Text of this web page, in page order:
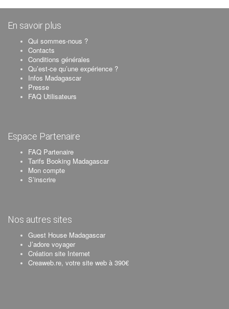
En savoir plus
Qui sommes-nous ?
Contacts
Conditions générales
Qu’est-ce qu’une expérience ?
Infos Madagascar
Presse
FAQ Utilisateurs
Espace Partenaire
FAQ Partenaire
Tarifs Booking Madagascar
Mon compte
S’inscrire
Nos autres sites
Guest House Madagascar
J’adore voyager
Création site Internet
Creaweb.re, votre site web à 390€